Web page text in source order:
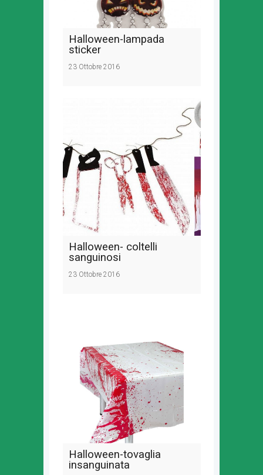
Halloween-lampada
sticker
23 Ottobre 2016
Halloween- coltelli
sanguinosi
23 Ottobre 2016
Halloween-tovaglia
insanguinata